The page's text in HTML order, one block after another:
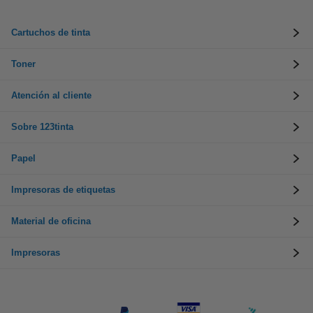
Cartuchos de tinta
Toner
Atención al cliente
Sobre 123tinta
Papel
Impresoras de etiquetas
Material de oficina
Impresoras